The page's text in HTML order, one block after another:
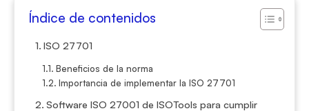
Índice de contenidos
ISO 27701
Beneficios de la norma
Importancia de implementar la ISO 27701
Software ISO 27001 de ISOTools para cumplir